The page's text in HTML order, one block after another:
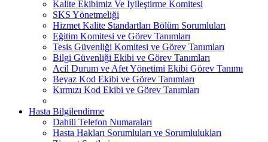
Kalite Ekibimiz Ve İyileştirme Komitesi
SKS Yönetmeliği
Hizmet Kalite Standartları Bölüm Sorumluları
Eğitim Komitesi ve Görev Tanımları
Tesis Güvenliği Komitesi ve Görev Tanımları
Bilgi Güvenliği Ekibi ve Görev Tanımları
Acil Durum ve Afet Yönetimi Ekibi Görev Tanımı
Beyaz Kod Ekibi ve Görev Tanımları
Kırmızı Kod Ekibi ve Görev Tanımları
Hasta Bilgilendirme
Dahili Telefon Numaraları
Hasta Hakları Sorumluları ve Sorumlulukları